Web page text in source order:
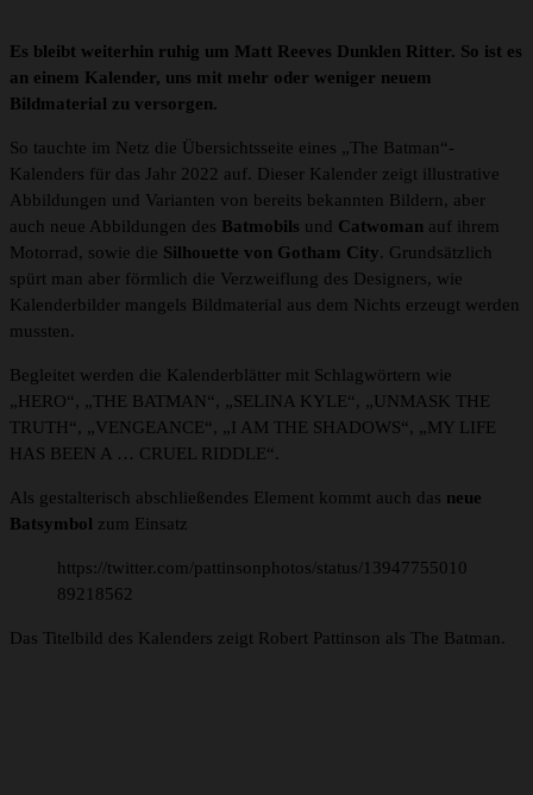
Es bleibt weiterhin ruhig um Matt Reeves Dunklen Ritter. So ist es
an einem Kalender, uns mit mehr oder weniger neuem
Bildmaterial zu versorgen.
So tauchte im Netz die Übersichtsseite eines „The Batman“-
Kalenders für das Jahr 2022 auf. Dieser Kalender zeigt illustrative
Abbildungen und Varianten von bereits bekannten Bildern, aber
auch neue Abbildungen des Batmobils und Catwoman auf ihrem
Motorrad, sowie die Silhouette von Gotham City. Grundsätzlich
spürt man aber förmlich die Verzweiflung des Designers, wie
Kalenderbilder mangels Bildmaterial aus dem Nichts erzeugt werden
mussten.
Begleitet werden die Kalenderblätter mit Schlagwörtern wie
„HERO“, „THE BATMAN“, „SELINA KYLE“, „UNMASK THE
TRUTH“, „VENGEANCE“, „I AM THE SHADOWS“, „MY LIFE
HAS BEEN A … CRUEL RIDDLE“.
Als gestalterisch abschließendes Element kommt auch das neue
Batsymbol zum Einsatz
https://twitter.com/pattinsonphotos/status/13947755010
89218562
Das Titelbild des Kalenders zeigt Robert Pattinson als The Batman.